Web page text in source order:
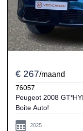
€ 267/maand
76057
Peugeot 2008 GT*HYBRID*Caméra de recul MirrorLink
Boite Auto!
2025